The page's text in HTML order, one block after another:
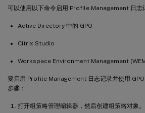
可以使用以下命令启用 Profile Management 日志
Active Directory 中的 GPO
Citrix Studio
Workspace Environment Management
要启用 Profile Management 日志记录并使用
步骤：
打开组策略管理编辑器，然后创建组策略对象。